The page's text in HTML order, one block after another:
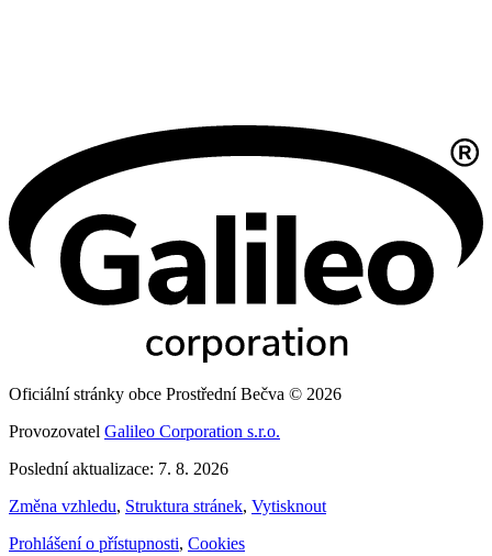
Oficiální stránky obce Prostřední Bečva © 2026
Provozovatel Galileo Corporation s.r.o.
Poslední aktualizace: 7. 8. 2026
Změna vzhledu, Struktura stránek, Vytisknout
Prohlášení o přístupnosti, Cookies